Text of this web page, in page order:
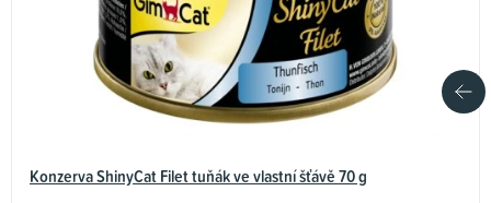
Konzerva ShinyCat Filet tuňák ve vlastní šťávě 70 g